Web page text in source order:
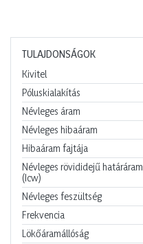
TULAJDONSÁGOK
Kivitel
Póluskialakítás
Névleges áram
Névleges hibaáram
Hibaáram fajtája
Névleges rövididejű határáram
(Icw)
Névleges feszültség
Frekvencia
Lökőáramállóság